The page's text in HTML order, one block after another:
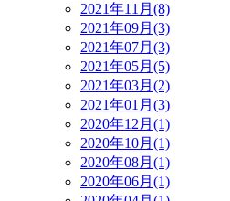
2021年11月(8)
2021年09月(3)
2021年07月(3)
2021年05月(5)
2021年03月(2)
2021年01月(3)
2020年12月(1)
2020年10月(1)
2020年08月(1)
2020年06月(1)